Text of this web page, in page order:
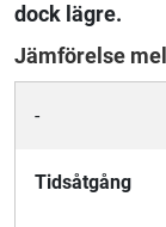
dock lägre.
Jämförelse
-
Tidsåtgång